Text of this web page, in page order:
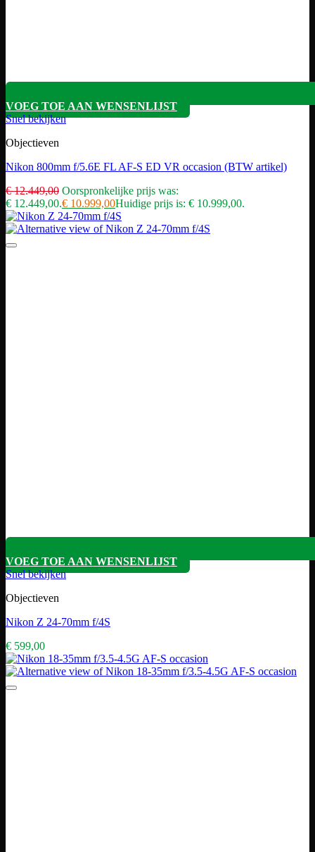
VOEG TOE AAN WENSENLIJST
Snel bekijken
Objectieven
Nikon 800mm f/5.6E FL AF-S ED VR occasion (BTW artikel)
€12.449,00 Oorspronkelijke prijs was:
€ 12.449,00.€ 10.999,00Huidige prijs is: € 10.999,00.
VOEG TOE AAN WENSENLIJST
Snel bekijken
Objectieven
Nikon Z 24-70mm f/4S
€ 599,00